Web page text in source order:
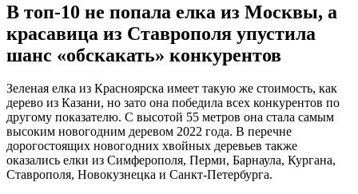
В топ-10 не попала елка из Москвы, а
красавица из Ставрополя упустила
шанс «обскакать» конкурентов
Зеленая елка из Красноярска имеет такую же стоимость, как
дерево из Казани, но зато она победила всех конкурентов по
другому показателю. С высотой 55 метров она стала самым
высоким новогодним деревом 2022 года. В перечне
дорогостоящих новогодних хвойных деревьев также
оказались елки из Симферополя, Перми, Барнаула, Кургана,
Ставрополя, Новокузнецка и Санкт-Петербурга.